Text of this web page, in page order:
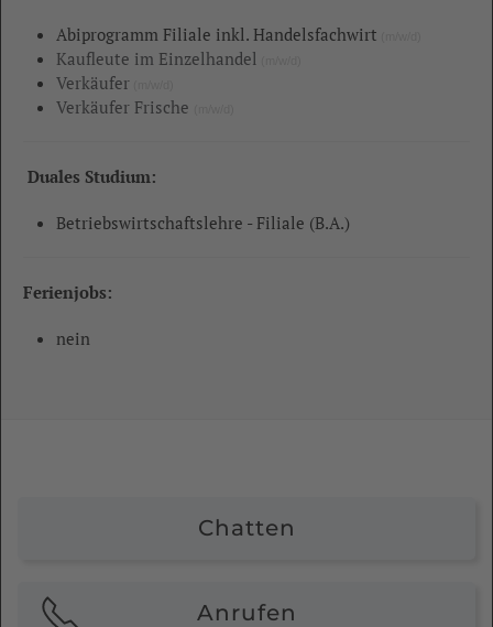
Abiprogramm Filiale inkl. Handelsfachwirt
Kaufleute im Einzelhandel
Verkäufer
Verkäufer Frische
Duales Studium:
Betriebswirtschaftslehre - Filiale (B.A.)
Ferienjobs:
nein
Chatten
Anrufen